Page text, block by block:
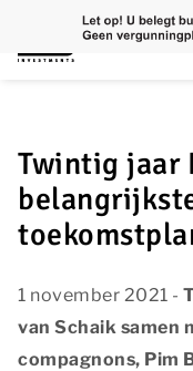
Twintig jaar
1 november 2021 -
van Schaik samen
compagnons, Pim